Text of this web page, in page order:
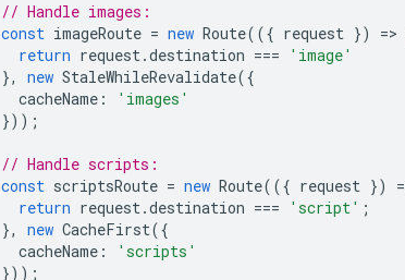
// Handle images:
const imageRoute = new Route(({ request }) =>
return request.destination ===
'image'
},
new StaleWhileRevalidate({
cacheName :
'images'
}));
// Handle scripts:
const scriptsRoute = new Route(({ request }) =
return request.destination === 'script' ;
},
new CacheFirst({
cacheName :
'scripts'
}));